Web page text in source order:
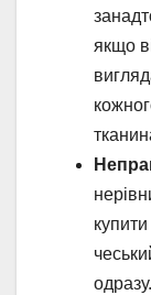
якщо
одразу.